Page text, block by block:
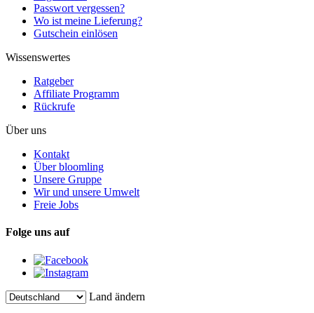
Passwort vergessen?
Wo ist meine Lieferung?
Gutschein einlösen
Wissenswertes
Ratgeber
Affiliate Programm
Rückrufe
Über uns
Kontakt
Über bloomling
Unsere Gruppe
Wir und unsere Umwelt
Freie Jobs
Folge uns auf
Land ändern